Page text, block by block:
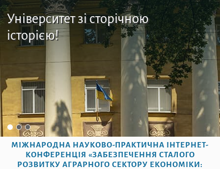
Університет зі сторічною
історією!
МІЖНАРОДНА НАУКОВО-ПРАКТИЧНА ІНТЕРНЕТ-
КОНФЕРЕНЦІЯ «ЗАБЕЗПЕЧЕННЯ СТАЛОГО
РОЗВИТКУ АГРАРНОГО СЕКТОРУ ЕКОНОМІКИ: